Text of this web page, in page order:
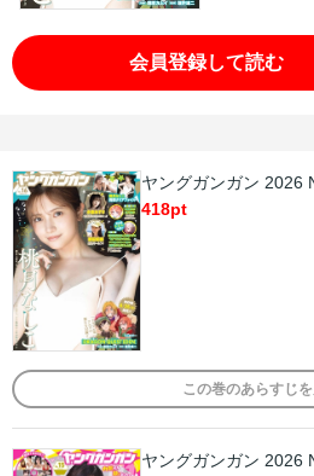
会員登録して読む
ヤングガンガン 2026
418pt
この巻のあらすじを
ヤングガンガン 2026